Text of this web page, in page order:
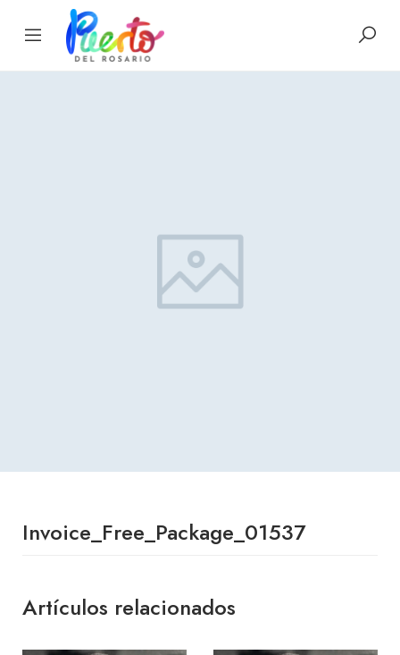
Invoice_Free_Package_01537
Artículos relacionados